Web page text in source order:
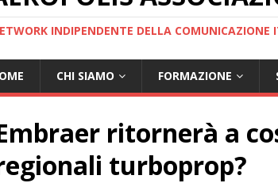
INDIPENDENTE DELLA
CHI SIAMO FORMAZIONE
ritornerà a
turboprop?